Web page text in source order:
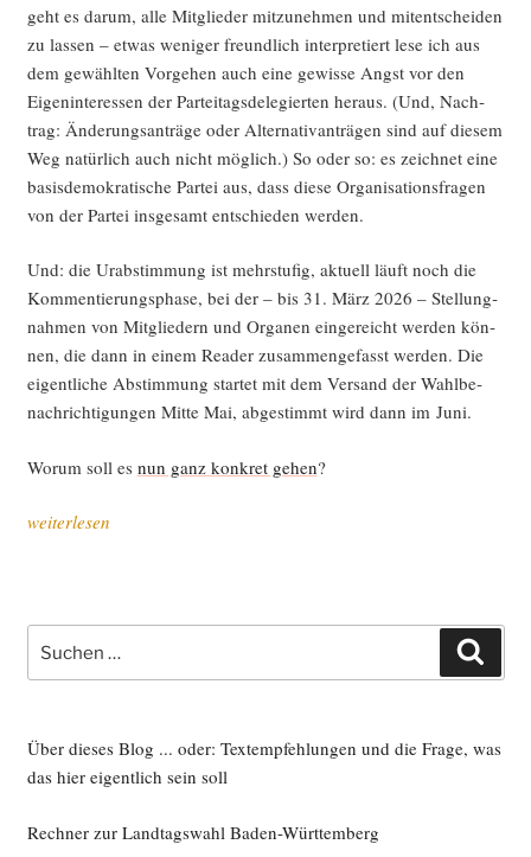
geht es dar­um, alle Mit­glie­der mit­zu­neh­men und mit­ent­schei­den
zu las­sen – etwas weni­ger freund­lich inter­pre­tiert lese ich aus
dem gewähl­ten Vor­ge­hen auch eine gewis­se Angst vor den
Eigen­in­ter­es­sen der Par­tei­tags­de­le­gier­ten her­aus. (Und, Nach­
trag: Ände­rungs­an­trä­ge oder Alter­na­tiv­an­trä­gen sind auf die­sem
Weg natür­lich auch nicht mög­lich.) So oder so: es zeich­net eine
basis­de­mo­kra­ti­sche Par­tei aus, dass die­se Orga­ni­sa­ti­ons­fra­gen
von der Par­tei ins­ge­samt ent­schie­den werden.
Und: die Urab­stim­mung ist mehr­stu­fig, aktu­ell läuft noch die
Kom­men­tie­rungs­pha­se, bei der – bis 31. März 2026 – Stel­lung­
nah­men von Mit­glie­dern und Orga­nen ein­ge­reicht wer­den kön­
nen, die dann in einem Rea­der zusam­men­ge­fasst wer­den. Die
eigent­li­che Abstim­mung star­tet mit dem Ver­sand der Wahl­be­
nach­rich­ti­gun­gen Mit­te Mai, abge­stimmt wird dann im Juni.
Wor­um soll es nun ganz kon­kret gehen?
„Par­
weiterlesen
nach:
Über dieses Blog ... oder: Textempfehlungen und die Frage, was
das hier eigentlich sein soll
Rechner zur Landtagswahl Baden-Württemberg